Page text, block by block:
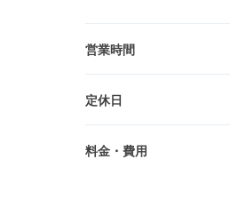
営業時間
定休日
料金・費用